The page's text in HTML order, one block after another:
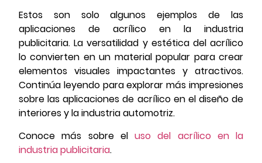
Estos son solo algunos ejemplos de las
aplicaciones de acrílico en la industria
publicitaria. La versatilidad y estética del acrílico
lo convierten en un material popular para crear
elementos visuales impactantes y atractivos.
Continúa leyendo para explorar más impresiones
sobre las aplicaciones de acrílico en el diseño de
interiores y la industria automotriz.
Conoce más sobre el uso del acrílico en la
industria publicitaria.